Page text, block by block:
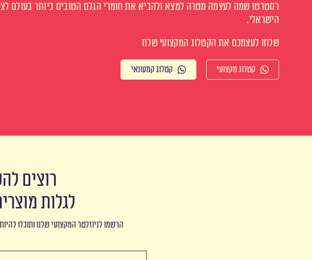
רסטרטו שמה לעצמה מטרה למצא ולהביא את חומרי הגלם הטובים ביותר בעולם
הישראלי.
שלחו לעצמכם את הקטלוג המקצועי שלנו
קטלוג מקצועי קטלוג קמעונאי
רוצים
לגלות
הרשמו לניוזלטר המקצועי שלנו ותוכלו